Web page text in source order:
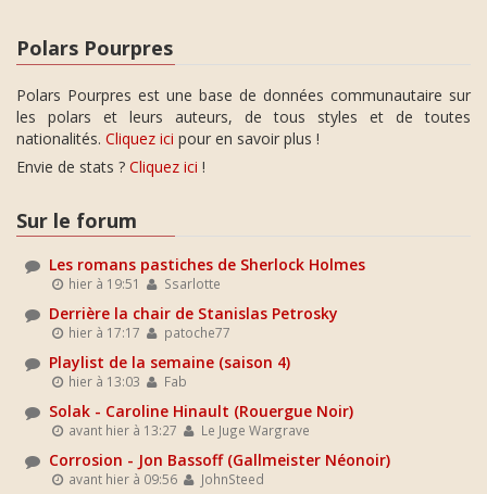
Polars Pourpres
Polars Pourpres est une base de données communautaire sur
les polars et leurs auteurs, de tous styles et de toutes
nationalités. Cliquez ici pour en savoir plus !
Envie de stats ? Cliquez ici !
Sur le forum
Les romans pastiches de Sherlock Holmes
hier à 19:51 Ssarlotte
Derrière la chair de Stanislas Petrosky
hier à 17:17 patoche77
Playlist de la semaine (saison 4)
hier à 13:03 Fab
Solak - Caroline Hinault (Rouergue Noir)
avant hier à 13:27 Le Juge Wargrave
Corrosion - Jon Bassoff (Gallmeister Néonoir)
avant hier à 09:56 JohnSteed